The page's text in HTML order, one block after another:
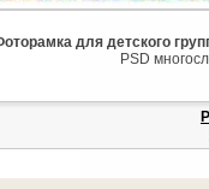
для детского
PSD